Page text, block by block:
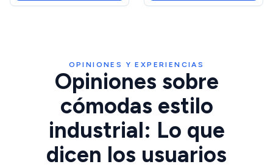
OPINIONES Y EXPERIENCIAS
Opiniones sobre
cómodas estilo
industrial: Lo que
dicen los usuarios